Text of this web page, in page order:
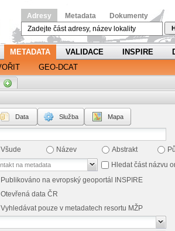
Adresy Metadata Dokumenty
METADATA VALIDACE INSPIRE
GEO-DCAT
Data Služba Mapa
Všude Název Abstrakt
Hledat část názvu
Publikováno na evropský geoportál INSPIRE
Otevřená data ČR
Vyhledávat pouze v metadatech resortu MŽP